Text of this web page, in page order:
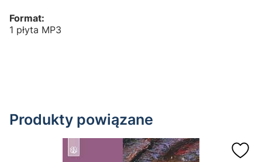
Format:
1 płyta MP3
Produkty powiązane